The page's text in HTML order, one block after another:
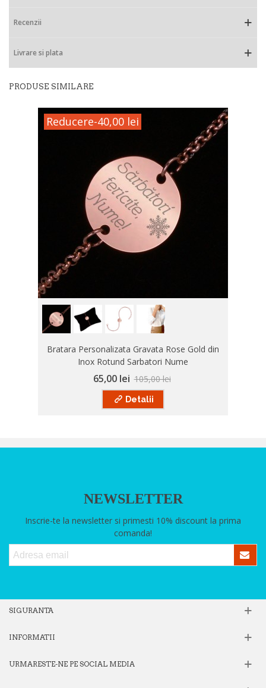
Recenzii
Livrare si plata
PRODUSE SIMILARE
Reducere-40,00 lei
Bratara Personalizata Gravata Rose Gold din
Inox Rotund Sarbatori Nume
65,00 lei 105,00 lei
Detalii
NEWSLETTER
Inscrie-te la newsletter si primesti 10% discount la prima
comanda!
SIGURANTA
INFORMATII
URMARESTE-NE PE SOCIAL MEDIA